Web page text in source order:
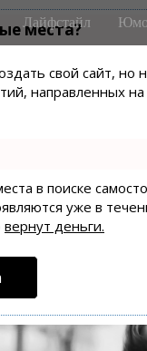
места?
свой сайт,
направленных
в поиске
уже в
вернут деньги.
Лайфстайл